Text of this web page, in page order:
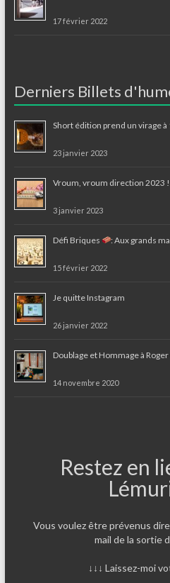
17 février 2022
Derniers Billets
Short édition prend un virage à
23 janvier 2023
Vroum, vroum direction 2023 !
3 janvier 2023
Défi Briques : Aux grands
15 février 2022
Je quitte Instagram
26 janvier 2022
Doublage et Hommage à
14 novembre 2020
Restez en
Vous voulez être prévenus
mail de la sortie
↓↓↓ Laissez-moi